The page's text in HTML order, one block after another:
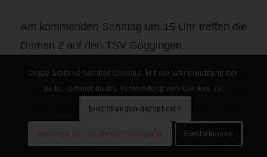
Am kommenden Sonntag um 15 Uhr treffen die
Damen 2 auf den TSV Göggingen.
Beim Hinspiel im November unterlagen die
Günzburgerinnen nur knapp mit 29:33. Die
letzten drei Spiele allerdings verloren die Gäste
aus Göggingen in den letzten drei Spielen,
wohingegen unsere Damen in den letzten drei
Diese Seite verwendet Cookies. Mit der Weiternutzung der
Seite, stimmst du die Verwendung von Cookies zu.
Einstellungen akzeptieren
Verberge nur die Benachrichtigung Einstellungen